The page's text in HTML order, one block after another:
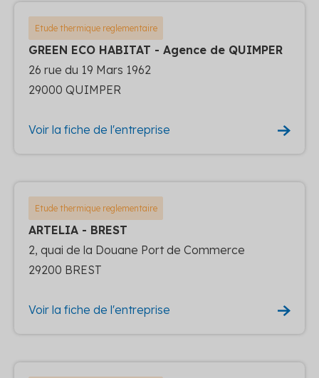
Etude thermique reglementaire
GREEN ECO HABITAT - Agence de QUIMPER
26 rue du 19 Mars 1962
29000 QUIMPER
Voir la fiche de l'entreprise
Etude thermique reglementaire
ARTELIA - BREST
2, quai de la Douane Port de Commerce
29200 BREST
Voir la fiche de l'entreprise